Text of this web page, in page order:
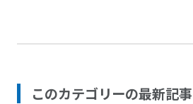
このカテゴリーの最新記事